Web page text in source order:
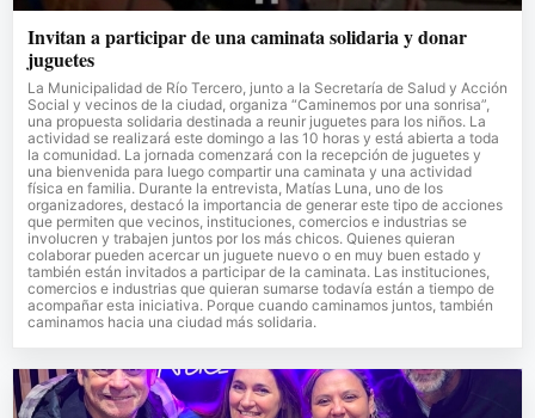
Invitan a participar de una caminata solidaria y donar
juguetes
La Municipalidad de Río Tercero, junto a la Secretaría de Salud y Acción
Social y vecinos de la ciudad, organiza “Caminemos por una sonrisa”,
una propuesta solidaria destinada a reunir juguetes para los niños. La
actividad se realizará este domingo a las 10 horas y está abierta a toda
la comunidad. La jornada comenzará con la recepción de juguetes y
una bienvenida para luego compartir una caminata y una actividad
física en familia. Durante la entrevista, Matías Luna, uno de los
organizadores, destacó la importancia de generar este tipo de acciones
que permiten que vecinos, instituciones, comercios e industrias se
involucren y trabajen juntos por los más chicos. Quienes quieran
colaborar pueden acercar un juguete nuevo o en muy buen estado y
también están invitados a participar de la caminata. Las instituciones,
comercios e industrias que quieran sumarse todavía están a tiempo de
acompañar esta iniciativa. Porque cuando caminamos juntos, también
caminamos hacia una ciudad más solidaria.